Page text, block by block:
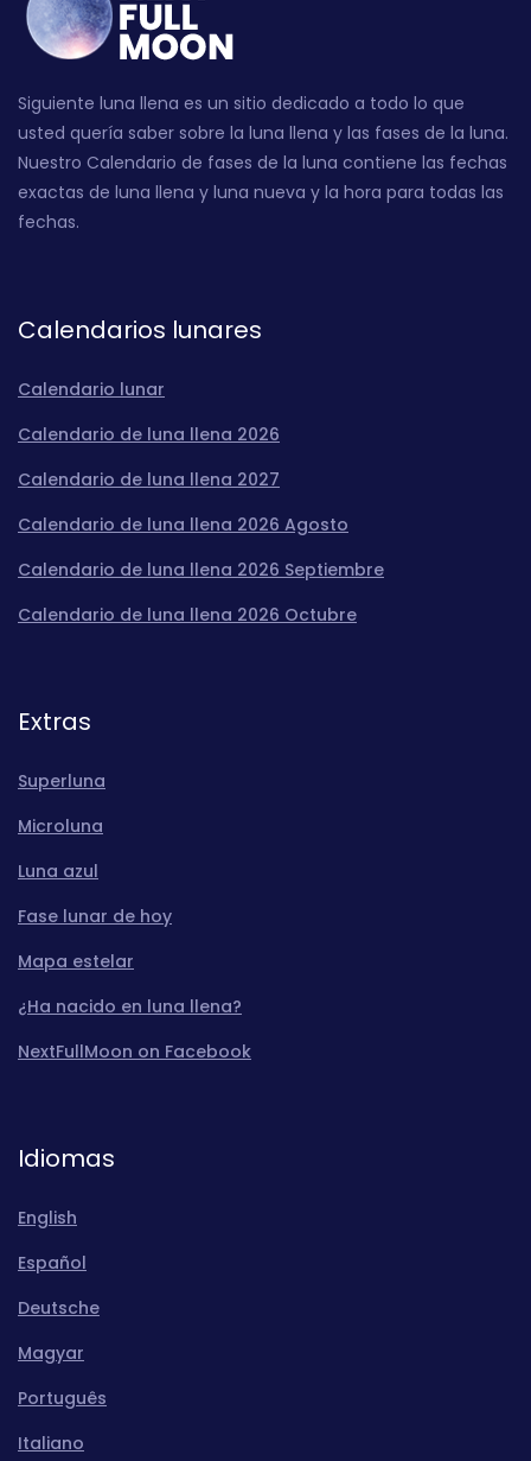
Siguiente luna llena es un sitio dedicado a todo lo que
usted quería saber sobre la luna llena y las fases de la luna.
Nuestro Calendario de fases de la luna contiene las fechas
exactas de luna llena y luna nueva y la hora para todas las
fechas.
Calendarios lunares
Calendario lunar
Calendario de luna llena 2026
Calendario de luna llena 2027
Calendario de luna llena 2026 Agosto
Calendario de luna llena 2026 Septiembre
Calendario de luna llena 2026 Octubre
Extras
Superluna
Microluna
Luna azul
Fase lunar de hoy
Mapa estelar
¿Ha nacido en luna llena?
NextFullMoon on Facebook
Idiomas
English
Español
Deutsche
Magyar
Português
Italiano